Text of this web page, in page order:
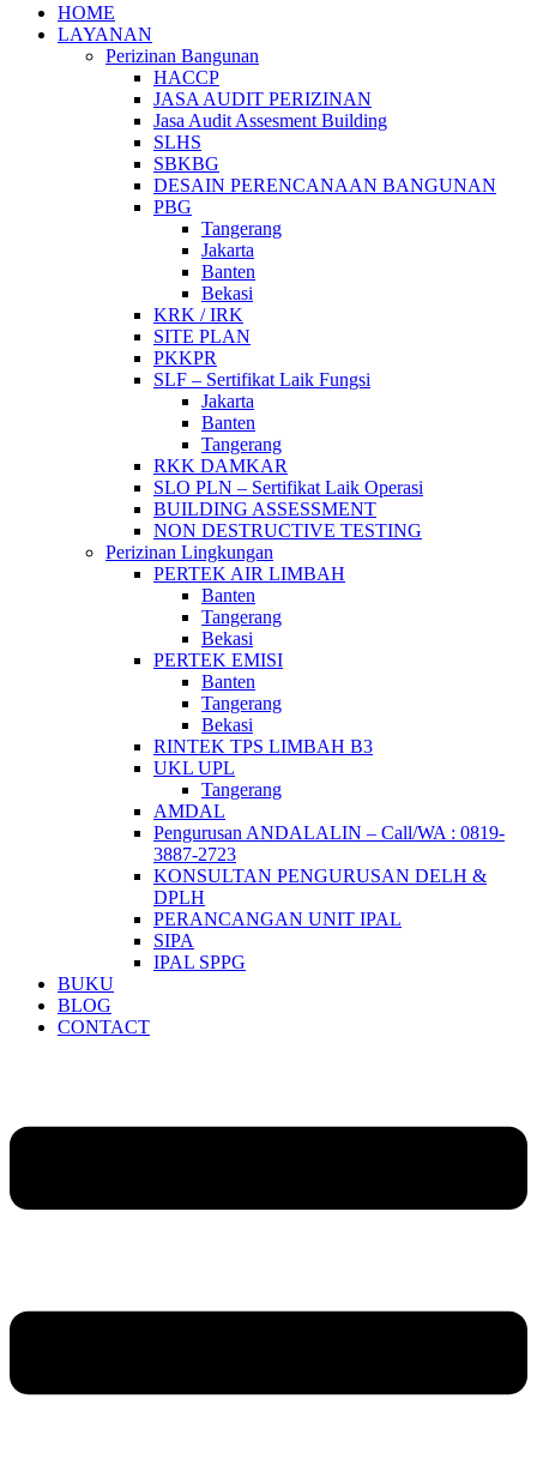
HOME
LAYANAN
Perizinan Bangunan
HACCP
JASA AUDIT PERIZINAN
Jasa Audit Assesment Building
SLHS
SBKBG
DESAIN PERENCANAAN BANGUNAN
PBG
Tangerang
Jakarta
Banten
Bekasi
KRK / IRK
SITE PLAN
PKKPR
SLF – Sertifikat Laik Fungsi
Jakarta
Banten
Tangerang
RKK DAMKAR
SLO PLN – Sertifikat Laik Operasi
BUILDING ASSESSMENT
NON DESTRUCTIVE TESTING
Perizinan Lingkungan
PERTEK AIR LIMBAH
Banten
Tangerang
Bekasi
PERTEK EMISI
Banten
Tangerang
Bekasi
RINTEK TPS LIMBAH B3
UKL UPL
Tangerang
AMDAL
Pengurusan ANDALALIN – Call/WA : 0819-
3887-2723
KONSULTAN PENGURUSAN DELH &
DPLH​
PERANCANGAN UNIT IPAL
SIPA
IPAL SPPG
BUKU
BLOG
CONTACT